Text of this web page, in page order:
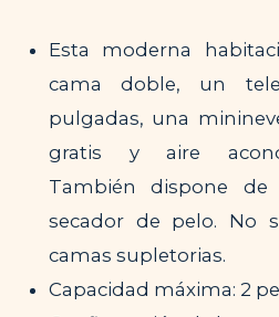
Esta moderna
cama doble, un
pulgadas, una
gratis y aire
También dispone
secador de pelo. No
camas supletorias.
Capacidad máxima: 2